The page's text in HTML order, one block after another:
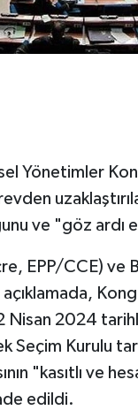
Yönetimler
ve "göz ardı
EPP/CCE) ve
2024
Seçim Kurulu
"kasıtlı ve
edildi.